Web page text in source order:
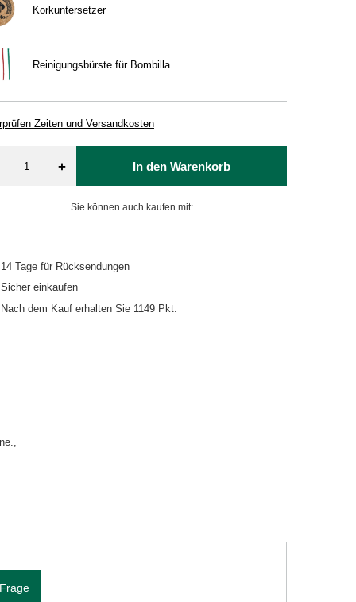
Korkuntersetzer
Reinigungsbürste für Bombilla
Zeiten und Versandkosten
+ In den Warenkorb
Sie können auch kaufen mit:
14 Tage für Rücksendungen
Sicher einkaufen
Nach dem Kauf erhalten Sie 1149 Pkt.